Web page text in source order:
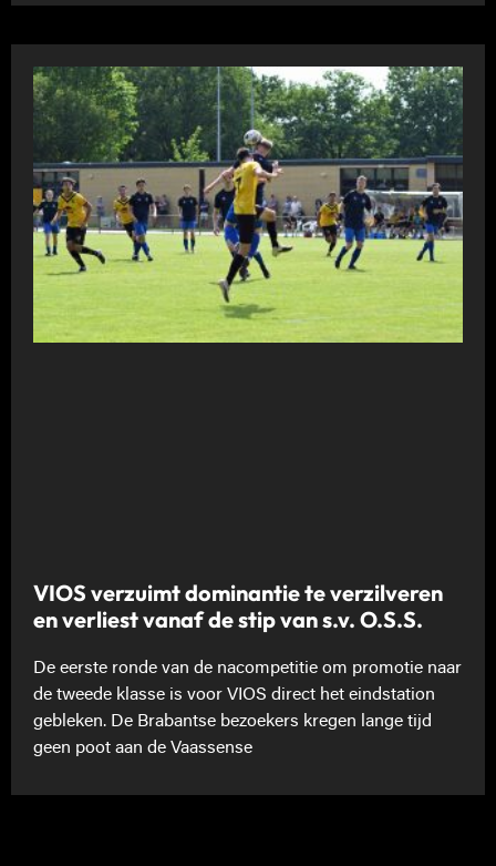
VIOS verzuimt dominantie te verzilveren
en verliest vanaf de stip van s.v. O.S.S.
De eerste ronde van de nacompetitie om promotie naar
de tweede klasse is voor VIOS direct het eindstation
gebleken. De Brabantse bezoekers kregen lange tijd
geen poot aan de Vaassense